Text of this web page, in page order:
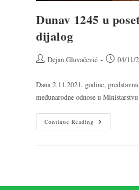
Dunav 1245 u
dijalog
Dejan Gluvačević 04/11/
Dana 2.11.2021. godine,
međunarodne odnose u
Continue Reading